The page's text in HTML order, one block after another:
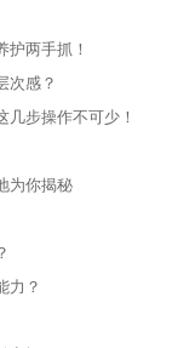
两手抓！
次感？
步操作不可少！
为你揭秘
力？